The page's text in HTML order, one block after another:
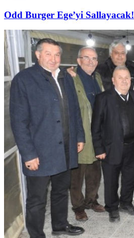
Odd Burger Ege’yi Sallayacak!